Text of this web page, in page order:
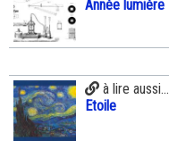
Année lumière
à lire aussi...
Etoile